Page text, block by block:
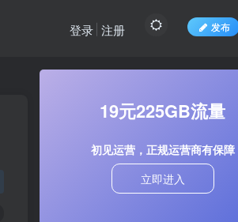
发布
登录 注册
19元225GB流量
初见运营，正规运营商有保障
立即进入